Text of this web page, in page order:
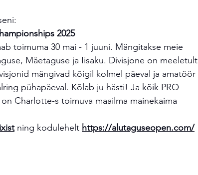
2025
toimuma 30 mai - 1 juuni. Mängitakse meie
Mäetaguse ja Iisaku. Divisjone on meeletult
mängivad kõigil kolmel päeval ja amatöör
pühapäeval. Kõlab ju hästi! Ja kõik PRO
Charlotte-s toimuva maailma mainekaima
ning kodulehelt https://alutaguseopen.com/